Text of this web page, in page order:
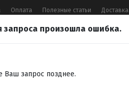
Оплата Полезные статьи Доставка
запроса произошла ошибка.
Ваш запрос позднее.